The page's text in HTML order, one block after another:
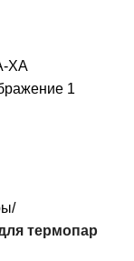
термопар